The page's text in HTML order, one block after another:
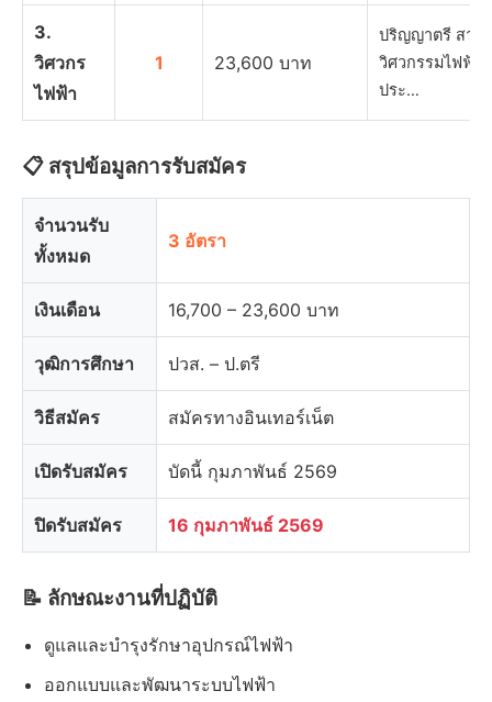
3.
วิศวกร
ไฟฟ้า
1 23,600 บาท
ปริญญาตรี สาข
วิศวกรรมไฟฟ้า
ประ…
📋 สรุปข้อมูลการรับสมัคร
จำนวนรับ
ทั้งหมด
3 อัตรา
เงินเดือน 16,700 – 23,600 บาท
วุฒิการศึกษา ปวส. – ป.ตรี
วิธีสมัคร สมัครทางอินเทอร์เน็ต
เปิดรับสมัคร บัดนี้ กุมภาพันธ์ 2569
ปิดรับสมัคร 16 กุมภาพันธ์ 2569
📝 ลักษณะงานที่ปฏิบัติ
ดูแลและบำรุงรักษาอุปกรณ์ไฟฟ้า
ออกแบบและพัฒนาระบบไฟฟ้า